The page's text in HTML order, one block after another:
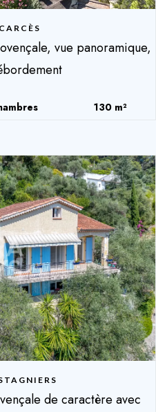
vue panoramique,
130 m²
de caractère avec